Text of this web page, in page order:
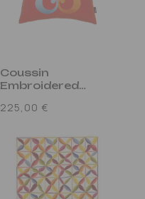
Coussin
Embroidered
Rouge
Prix
225,00 €